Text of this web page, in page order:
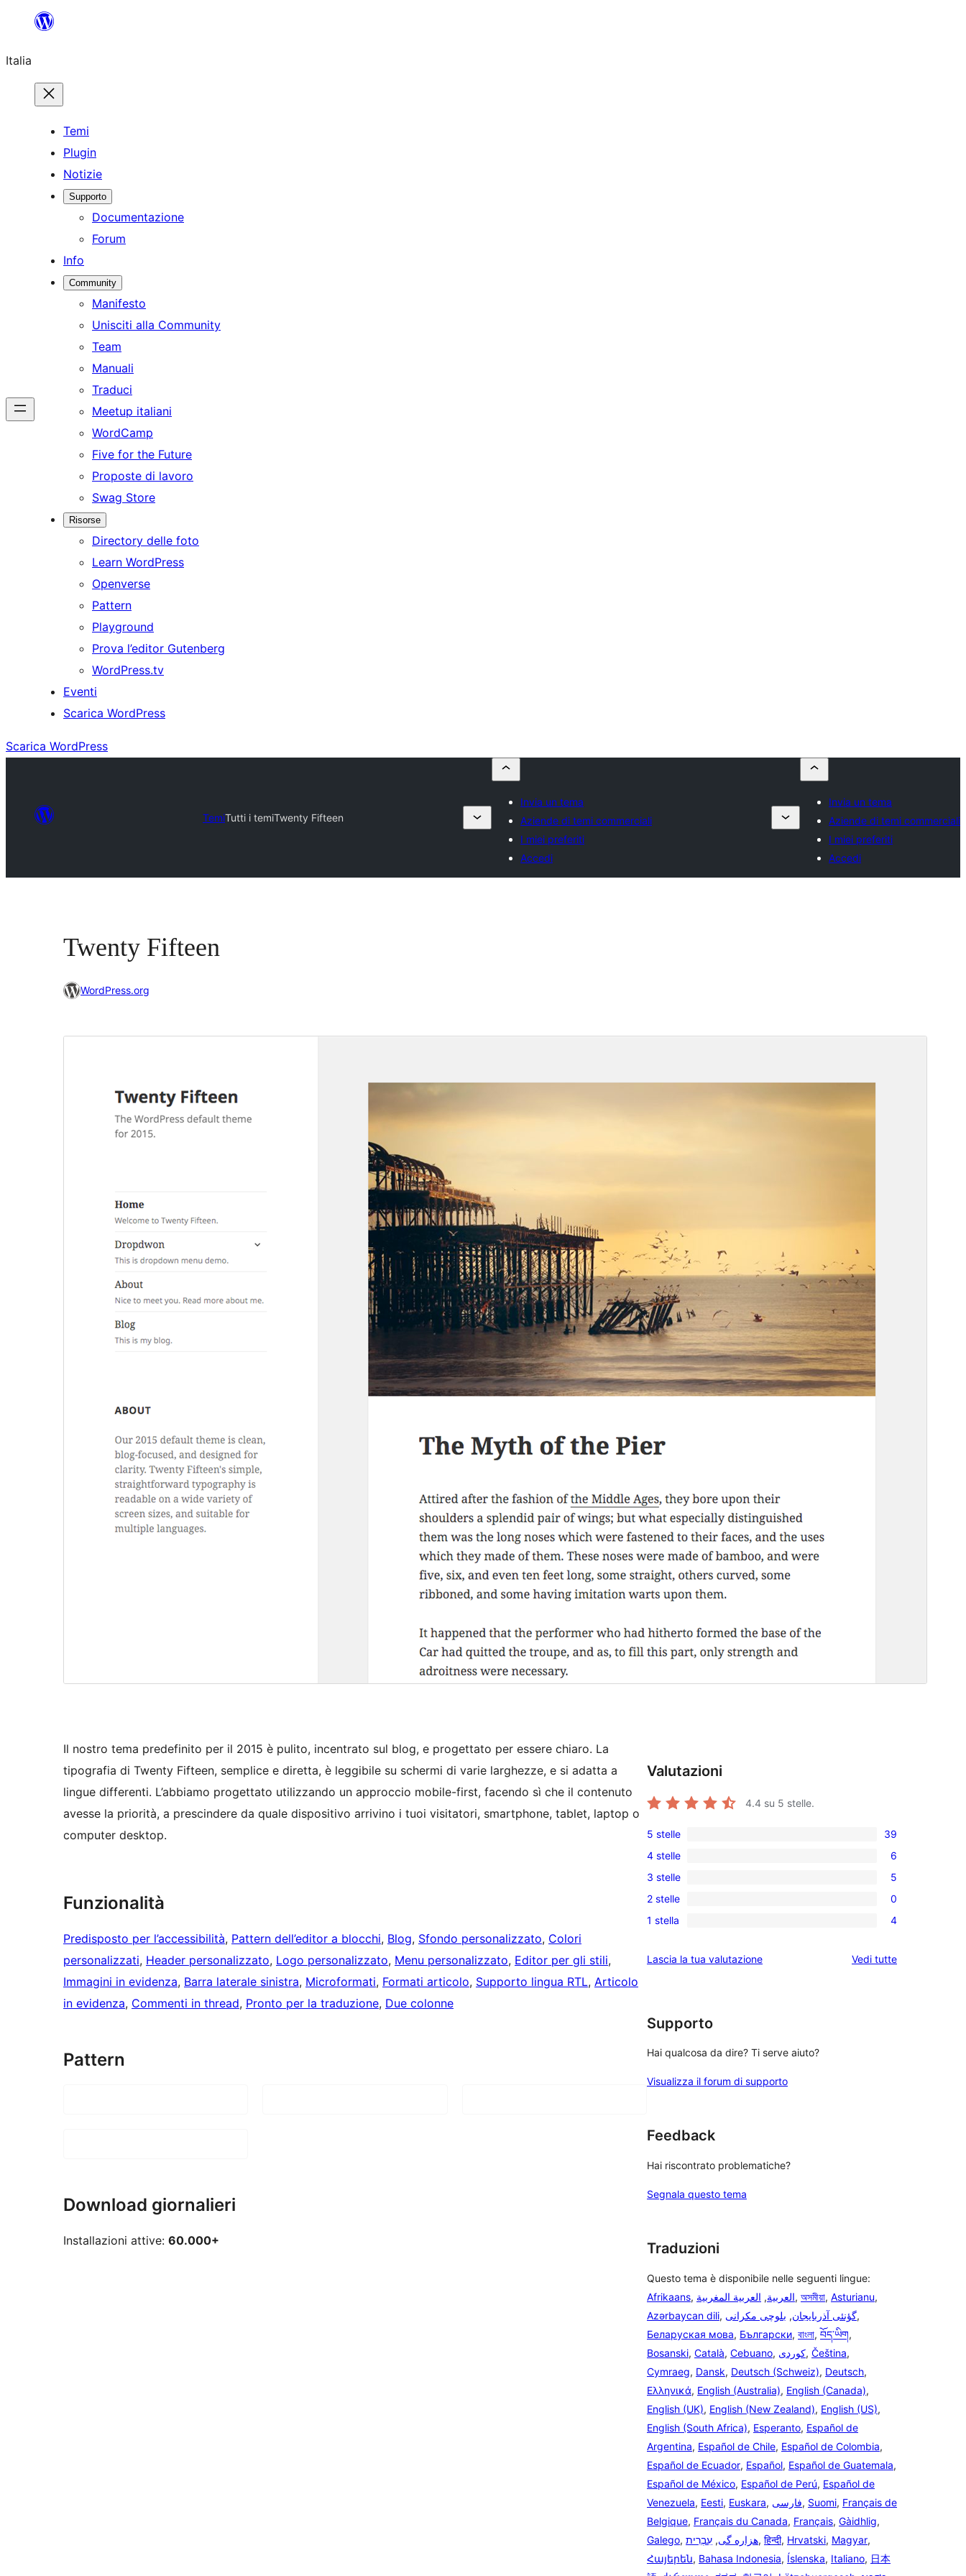
contenuto
Italia
Temi
Plugin
Notizie
Supporto
Documentazione
Forum
Info
Community
Manifesto
Unisciti alla Community
Team
Manuali
Traduci
Meetup italiani
WordCamp
Five for the Future
Proposte di lavoro
Swag Store
Risorse
Directory delle foto
Learn WordPress
Openverse
Pattern
Playground
Prova l’editor Gutenberg
WordPress.tv
Eventi
Scarica WordPress
Scarica WordPress
TemiTutti i temiTwenty Fifteen
Invia un tema
Aziende di temi commerciali
I miei preferiti
Accedi
Invia un tema
Aziende di temi commerciali
I miei preferiti
Accedi
Twenty Fifteen
WordPress.org
Il nostro tema predefinito per il 2015 è pulito, incentrato sul blog, e progettato per essere chiaro. La
tipografia di Twenty Fifteen, semplice e diretta, è leggibile su schermi di varie larghezze, e si adatta a
lingue differenti. L’abbiamo progettato utilizzando un approccio mobile-first, facendo sì che il contenuto
avesse la priorità, a prescindere da quale dispositivo arrivino i tuoi visitatori, smartphone, tablet, laptop o
computer desktop.
Funzionalità
Predisposto per l’accessibilità, Pattern dell’editor a blocchi, Blog, Sfondo personalizzato, Colori
personalizzati, Header personalizzato, Logo personalizzato, Menu personalizzato, Editor per gli stili
Immagini in evidenza, Barra laterale sinistra, Microformati, Formati articolo, Supporto lingua RTL, Articolo
in evidenza, Commenti in thread, Pronto per la traduzione, Due colonne
Pattern
Download giornalieri
Installazioni attive: 60.000+
Valutazioni
4.4 su 5 stelle.
39
recensioni
a
5-
stelle
5 stelle 39
6
recensioni
a
4-
4 stelle 6
5
recensioni
a
stelle
3 stelle 5
0
recensioni
2-
2 stelle 0
4
a
1 stella 4
Lascia la tua valutazione Vedi tuttele
Supporto
Hai qualcosa da dire? Ti serve aiuto?
Visualizza il forum di supporto
Feedback
Hai riscontrato problematiche?
Segnala questo tema
Traduzioni
Questo tema è disponibile nelle seguenti lingue:
Afrikaans, العربية, العربية المغربية , অসমীয়া, Asturianu,
Azərbaycan dili, گؤنئی آذربایجان, بلوچی مکرانی
,
Беларуская мова, Български, বাংলা, བོད་ཡིག,
Bosanski, Català, Cebuano, , Čeština,
Cymraeg, Dansk, Deutsch (Schweiz), Deutsch,
Ελληνικά, English (Australia), English (Canada),
English (UK), English (New Zealand), English (US),
English (South Africa), Esperanto, Español de
Argentina, Español de Chile, Español de Colombia,
Español de Ecuador, Español, Español de Guatemala,
Español de México, Español de Perú, Español de
Venezuela, Eesti, Euskara, فارسی, Suomi, Français de
Belgique, Français du Canada, Français, Gàidhlig,
Galego, هزاره گی, עִבְרִית , हिन्दी, Hrvatski, Magyar,
Հայերեն, Bahasa Indonesia, Íslenska, Italiano, 日本